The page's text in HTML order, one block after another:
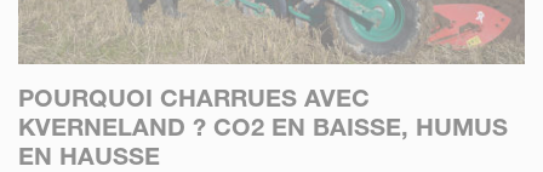
POURQUOI CHARRUES AVEC
KVERNELAND ? CO2 EN BAISSE, HUMUS
EN HAUSSE